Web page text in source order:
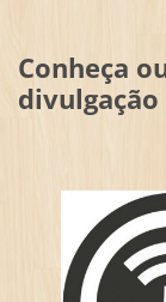
Conheça